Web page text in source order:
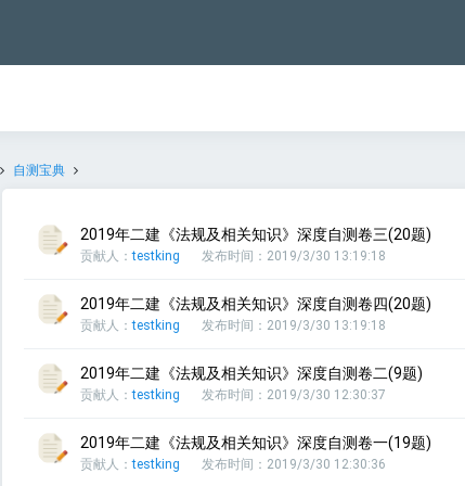
自测宝典
2019年二建《法规及相关知识》深度自测卷三(20题)
贡献人：testking 发布时间：2019/3/30 13:19:18
2019年二建《法规及相关知识》深度自测卷四(20题)
贡献人：testking 发布时间：2019/3/30 13:19:18
2019年二建《法规及相关知识》深度自测卷二(9题)
贡献人：testking 发布时间：2019/3/30 12:30:37
2019年二建《法规及相关知识》深度自测卷一(19题)
贡献人：testking 发布时间：2019/3/30 12:30:36